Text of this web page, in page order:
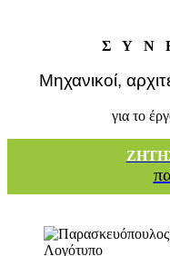
Μηχανικοί,
για το